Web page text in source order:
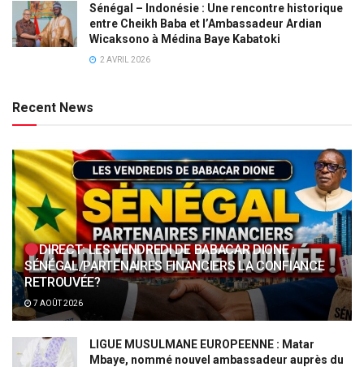
Sénégal – Indonésie : Une rencontre historique
entre Cheikh Baba et l’Ambassadeur Ardian
Wicaksono à Médina Baye Kabatoki
2 AVRIL 2026
Recent News
DIRECT: LES VENDREDI DE BABACAR DIONE :
SÉNÉGAL/PARTENAIRES FINANCIERS LA CONFIANCE
RETROUVÉE?
7 AOÛT 2026
LIGUE MUSULMANE EUROPEENNE : Matar
Mbaye, nommé nouvel ambassadeur auprès du